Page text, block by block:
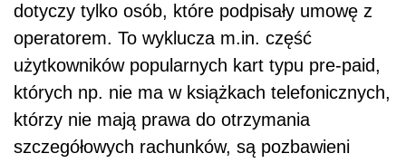
dotyczy tylko osób, które podpisały umowę z
operatorem. To wyklucza m.in. część
użytkowników popularnych kart typu pre-paid,
których np. nie ma w książkach telefonicznych,
którzy nie mają prawa do otrzymania
szczegółowych rachunków, są pozbawieni